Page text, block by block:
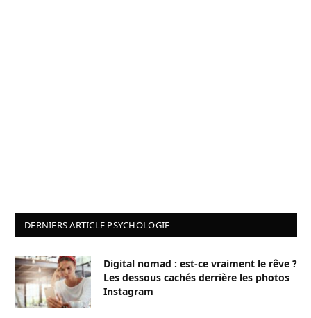
DERNIERS ARTICLE PSYCHOLOGIE
Digital nomad : est-ce vraiment le rêve ?
Les dessous cachés derrière les photos
Instagram